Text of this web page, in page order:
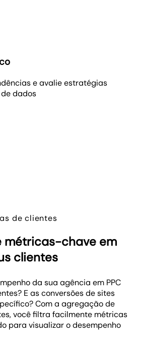
e avalie estratégias
dados
de clientes
métricas-chave em
clientes
da sua agência em PPC
E as conversões de sites
Com a agregação de
você filtra facilmente métricas
para visualizar o desempenho